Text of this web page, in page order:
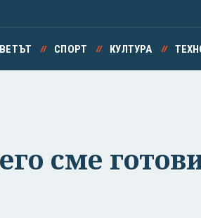
СПОРТ КУЛТУРА
сме